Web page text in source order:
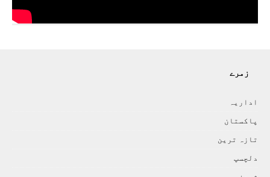
زمرے
اداريہ
پاکستان
تازہ ترين
دلچسپ